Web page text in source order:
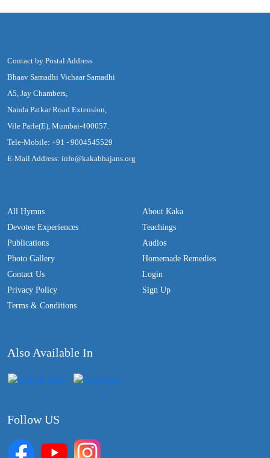
Contact by Postal Address
Bhaav Samadhi Vichaar Samadhi
A5, Jay Chambers,
Nanda Patkar Road Extension,
Vile Parle(E), Mumbai-400057.
Tele-Mobile: +91 - 9004545529
E-Mail Address: info@kakabhajans.org
All Hymns
Devotee Experiences
Publications
Photo Gallery
Contact Us
Privacy Policy
Terms & Conditions
About Kaka
Teachings
Audios
Homemade Remedies
Login
Sign Up
Also Available In
Follow US